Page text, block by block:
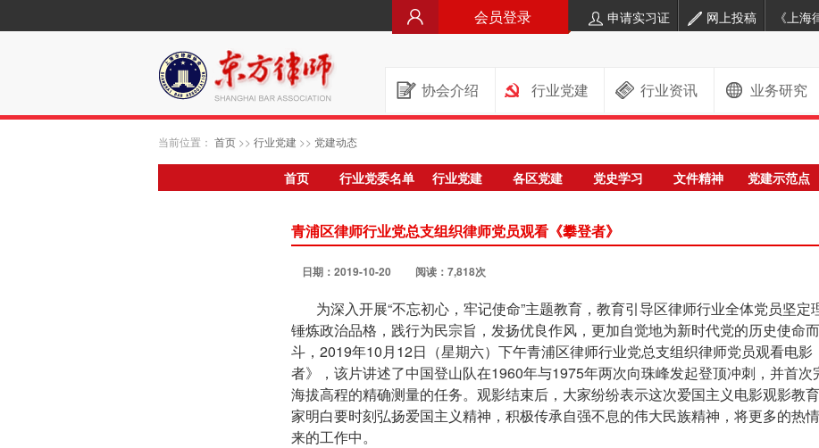
会员登录 申请实习证 网上投稿 《上海
协会介绍 行业党建 行业资讯 业务研究
当前位置： 首页 >> 行业党建 >> 党建动态
首页 行业党委名单 行业党建 各区党建 党史学习 文件精神 党建示范点
青浦区律师行业党总支组织律师党员观看《攀登者》
日期：2019-10-20 阅读：7,818次
为深入开展“不忘初心，牢记使命”主题教育，教育引导区律师行业全体党员坚定
锤炼政治品格，践行为民宗旨，发扬优良作风，更加自觉地为新时代党的历史使命
斗，2019年10月12日（星期六）下午青浦区律师行业党总支组织律师党员观看电影
者》，该片讲述了中国登山队在1960年与1975年两次向珠峰发起登顶冲刺，并首次
海拔高程的精确测量的任务。观影结束后，大家纷纷表示这次爱国主义电影观影教
家明白要时刻弘扬爱国主义精神，积极传承自强不息的伟大民族精神，将更多的热
来的工作中。